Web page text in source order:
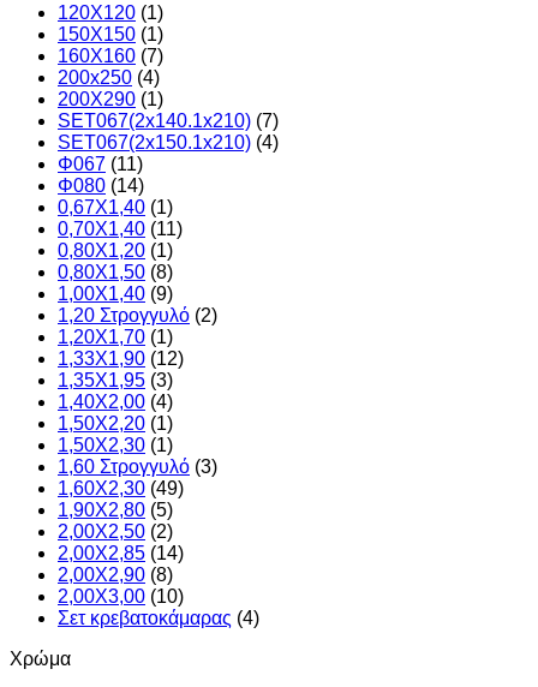
120X120 (1)
150X150 (1)
160X160 (7)
200x250 (4)
200Χ290 (1)
SET067(2x140.1x210) (7)
SET067(2x150.1x210) (4)
Φ067 (11)
Φ080 (14)
0,67X1,40 (1)
0,70X1,40 (11)
0,80X1,20 (1)
0,80X1,50 (8)
1,00Χ1,40 (9)
1,20 Στρογγυλό (2)
1,20X1,70 (1)
1,33X1,90 (12)
1,35X1,95 (3)
1,40X2,00 (4)
1,50X2,20 (1)
1,50X2,30 (1)
1,60 Στρογγυλό (3)
1,60X2,30 (49)
1,90X2,80 (5)
2,00X2,50 (2)
2,00X2,85 (14)
2,00X2,90 (8)
2,00X3,00 (10)
Σετ κρεβατοκάμαρας (4)
Χρώμα